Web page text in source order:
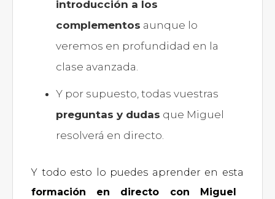
introducción a los
complementos aunque lo
veremos en profundidad en la
clase avanzada.
Y por supuesto, todas vuestras
preguntas y dudas que Miguel
resolverá en directo.
Y todo esto lo puedes aprender en esta
formación en directo con Miguel